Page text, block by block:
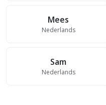
Mees
Nederlands
Sam
Nederlands